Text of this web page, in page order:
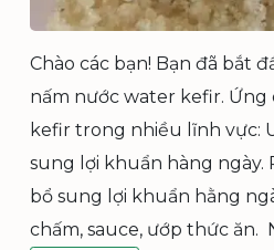
Chào các bạn! Bạn đã bắt
nấm nước water kefir.
kefir trong nhiều lĩnh vực:
sung lợi khuẩn hàng ngày.
bổ sung lợi khuẩn hằng
chấm, sauce, ướp thức ăn.